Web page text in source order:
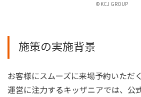
© KCJ GROUP
施策の実施背景
お客様にスムーズに来場予約いただ
運営に注力するキッザニアでは、公